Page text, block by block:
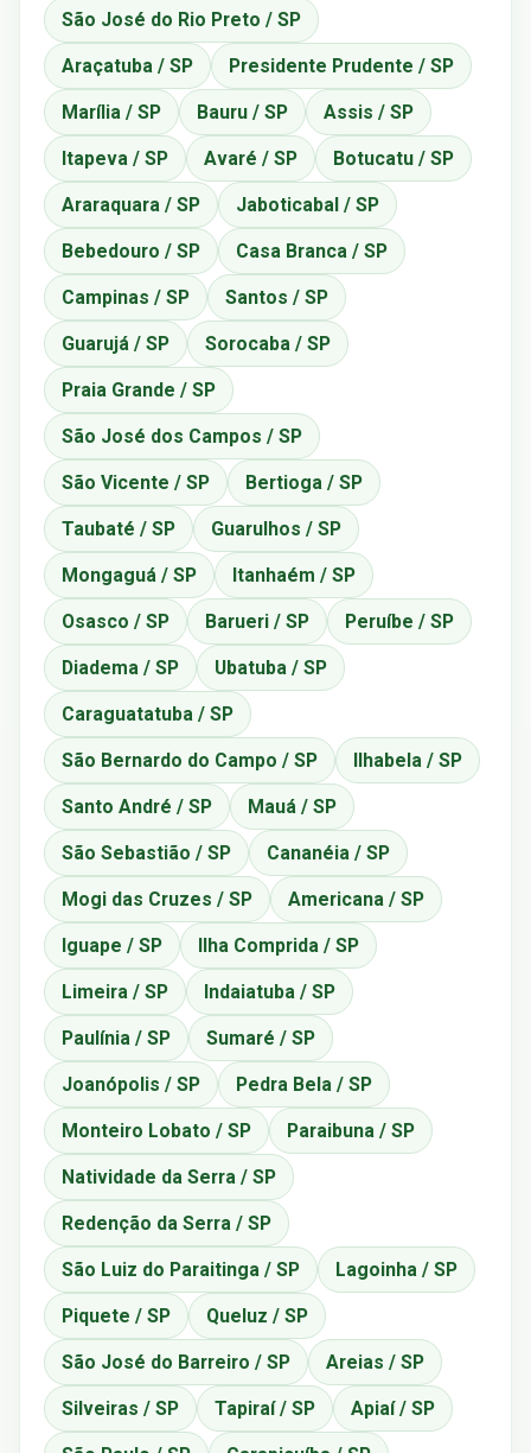
São José do Rio Preto / SP
Araçatuba / SP Presidente Prudente / SP
Marília / SP Bauru / SP Assis / SP
Itapeva / SP Avaré / SP Botucatu / SP
Araraquara / SP Jaboticabal / SP
Bebedouro / SP Casa Branca / SP
Campinas / SP Santos / SP
Guarujá / SP Sorocaba / SP
Praia Grande / SP
São José dos Campos / SP
São Vicente / SP Bertioga / SP
Taubaté / SP Guarulhos / SP
Mongaguá / SP Itanhaém / SP
Osasco / SP Barueri / SP Peruíbe / SP
Diadema / SP Ubatuba / SP
Caraguatatuba / SP
São Bernardo do Campo / SP Ilhabela / SP
Santo André / SP Mauá / SP
São Sebastião / SP Cananéia / SP
Mogi das Cruzes / SP Americana / SP
Iguape / SP Ilha Comprida / SP
Limeira / SP Indaiatuba / SP
Paulínia / SP Sumaré / SP
Joanópolis / SP Pedra Bela / SP
Monteiro Lobato / SP Paraibuna / SP
Natividade da Serra / SP
Redenção da Serra / SP
São Luiz do Paraitinga / SP Lagoinha / SP
Piquete / SP Queluz / SP
São José do Barreiro / SP Areias / SP
Silveiras / SP Tapiraí / SP Apiaí / SP